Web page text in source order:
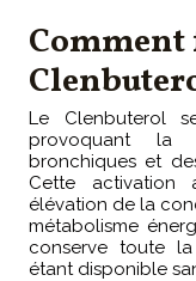
Le Clenbuterol
provoquant la
bronchiques et
Cette
élévation de la
métabolisme
conserve toute
étant disponible